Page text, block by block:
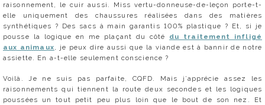
raisonnement, le cuir aussi. Miss vertu-donneuse-de-leçon porte-t-
elle uniquement des chaussures réalisées dans des matières
synthétiques ? Des sacs à main garantis 100% plastique ? Et, si je
pousse la logique en me plaçant du côté du traitement infligé
aux animaux, je peux dire aussi que la viande est à bannir de notre
assiette. En a-t-elle seulement conscience ?
Voilà. Je ne suis pas parfaite, CQFD. Mais j’apprécie assez les
raisonnements qui tiennent la route deux secondes et les logiques
poussées un tout petit peu plus loin que le bout de son nez. Et